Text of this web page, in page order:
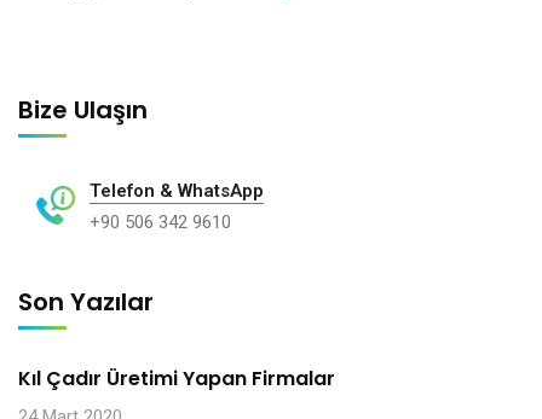
Bize Ulaşın
Telefon & WhatsApp
+90 506 342 9610
Son Yazılar
Kıl Çadır Üretimi Yapan Firmalar